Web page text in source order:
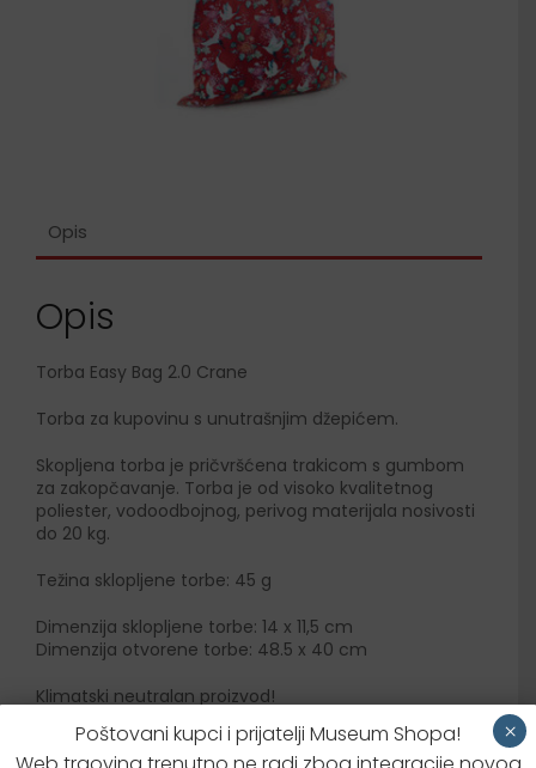
Opis
Opis
Torba Easy Bag 2.0 Crane
Torba za kupovinu s unutrašnjim džepićem.
Skopljena torba je pričvršćena trakicom s gumbom
za zakopčavanje. Torba je od visoko kvalitetnog
poliester, vodoodbojnog, perivog materijala nosivosti
do 20 kg.
Težina sklopljene torbe: 45 g
Dimenzija sklopljene torbe: 14 x 11,5 cm
Dimenzija otvorene torbe: 48.5 x 40 cm
Klimatski neutralan proizvod!
Poštovani kupci i prijatelji Museum Shopa!
×